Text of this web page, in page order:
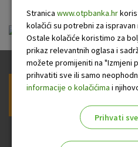
O nama Dnevno
Prijava na newsletter OTP
Stranica www.otpbanka.hr
kolačići su potrebni za
Ostale kolačiće koristimo za
prikaz relevantnih oglasa i
možete promijeniti na "Izmjeni
prihvatiti sve ili samo
informacije o kolačićima i
Prihvati